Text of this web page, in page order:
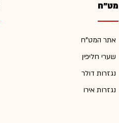
מט"ח
אתר המט"ח
שערי חליפין
נגזרות דולר
נגזרות אירו